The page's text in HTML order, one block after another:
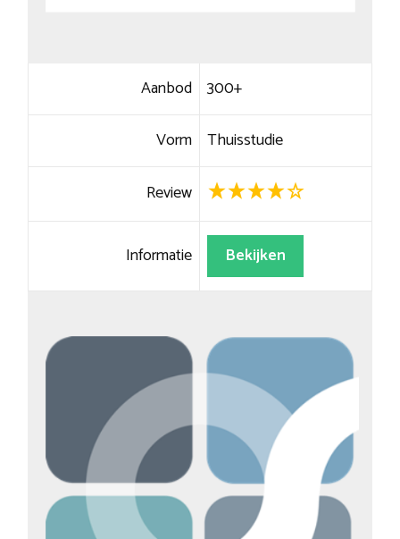
Aanbod 300+
Vorm Thuisstudie
Review
Informatie Bekijken